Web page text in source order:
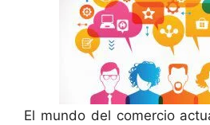
El mundo del comercio